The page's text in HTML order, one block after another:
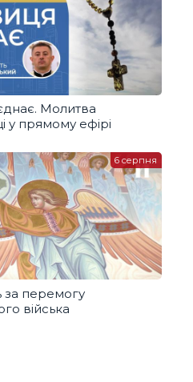
Молитва
у прямому ефірі
перемогу
війська
6 серпня